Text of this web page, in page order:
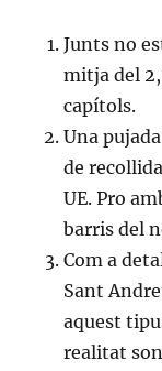
Junts no
mitja del
capítols.
Una
de
UE. Pro
barris del
Com a
Sant
aquest
realitat